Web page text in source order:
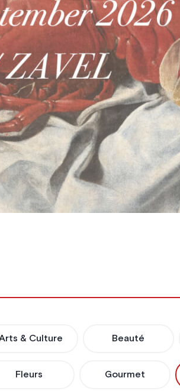
& Culture Beauté
Fleurs Gourmet